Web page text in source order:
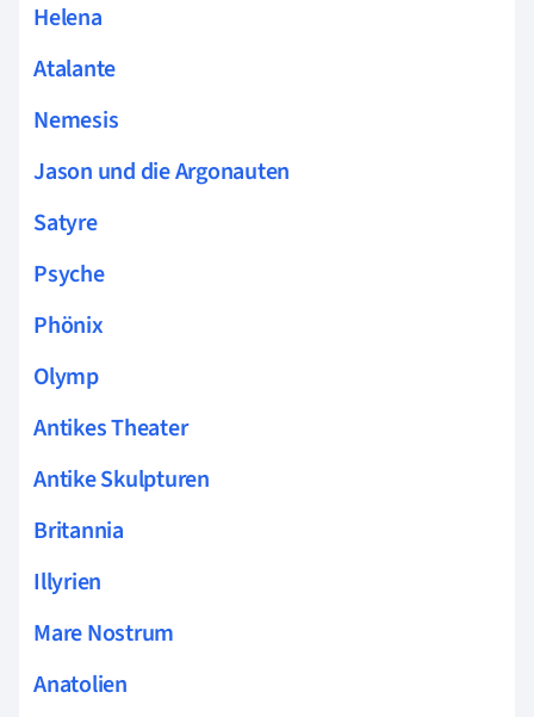
Helena
Atalante
Nemesis
Jason und die Argonauten
Satyre
Psyche
Phönix
Olymp
Antikes Theater
Antike Skulpturen
Britannia
Illyrien
Mare Nostrum
Anatolien